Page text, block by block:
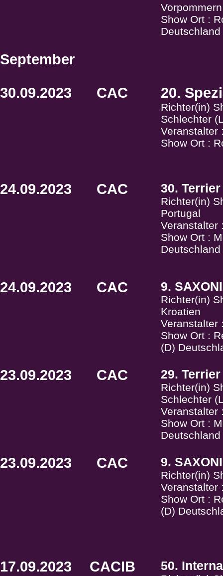
Vorpommern
Show Ort :
Deutschland
September
30.09.2023 CAC 20.
Richter(in)
Schlechter
Veranstalter
Show Ort :
24.09.2023 CAC 30.
Richter(in)
Portugal
Veranstalter
Show Ort :
Deutschland
24.09.2023 CAC 9.
Richter(in)
Kroatien
Veranstalter
Show Ort :
(D)
23.09.2023 CAC 29.
Richter(in)
Schlechter
Veranstalter
Show Ort :
Deutschland
23.09.2023 CAC 9.
Richter(in)
Veranstalter
Show Ort :
(D)
17.09.2023 CACIB 50.